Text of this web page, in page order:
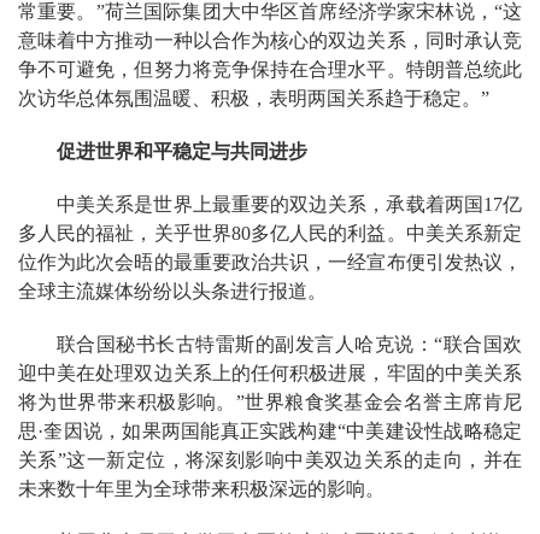
常重要。”荷兰国际集团大中华区首席经济学家宋林说，“这
意味着中方推动一种以合作为核心的双边关系，同时承认竞
争不可避免，但努力将竞争保持在合理水平。特朗普总统此
次访华总体氛围温暖、积极，表明两国关系趋于稳定。”
促进世界和平稳定与共同进步
中美关系是世界上最重要的双边关系，承载着两国17亿
多人民的福祉，关乎世界80多亿人民的利益。中美关系新定
位作为此次会晤的最重要政治共识，一经宣布便引发热议，
全球主流媒体纷纷以头条进行报道。
联合国秘书长古特雷斯的副发言人哈克说：“联合国欢
迎中美在处理双边关系上的任何积极进展，牢固的中美关系
将为世界带来积极影响。”世界粮食奖基金会名誉主席肯尼
思·奎因说，如果两国能真正实践构建“中美建设性战略稳定
关系”这一新定位，将深刻影响中美双边关系的走向，并在
未来数十年里为全球带来积极深远的影响。